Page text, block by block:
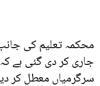
محکمہ تعلیم کی
جاری کر دی گئی ہے
سرگرمیاں معطل کر